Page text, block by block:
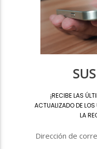
¡RECIBE LAS
ACTUALIZADO DE
LA